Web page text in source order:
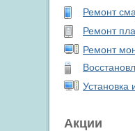
Ремонт
Ремонт
Ремонт
Установка
Акции